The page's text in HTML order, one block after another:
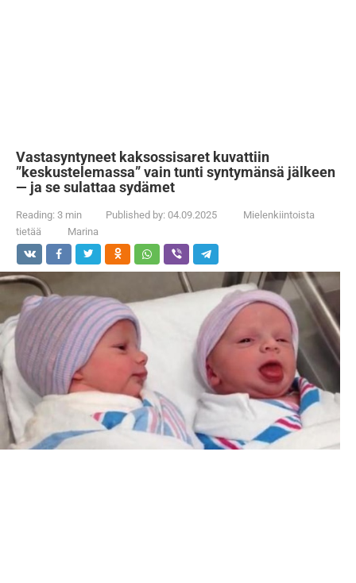
Vastasyntyneet kaksossisaret kuvattiin
”keskustelemassa” vain tunti syntymänsä jälkeen
— ja se sulattaa sydämet
Reading: 3 min Published by: 04.09.2025
Mielenkiintoista
tietää
Marina